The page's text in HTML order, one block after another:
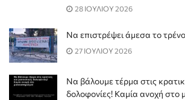
28 ΙΟΥΛΙΟΥ 2026
Να επιστρέψει άμεσα το
27 ΙΟΥΛΙΟΥ 2026
Να βάλουμε τέρμα στις
δολοφονίες! Καμία ανοχή στο